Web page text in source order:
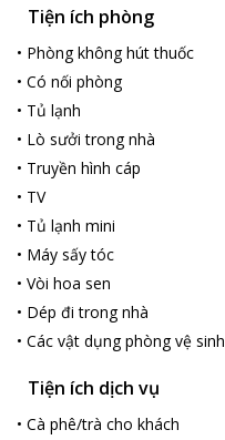
Tiện ích phòng
• Phòng không hút thuốc
• Có nối phòng
• Tủ lạnh
• Lò sưởi trong nhà
• Truyền hình cáp
• TV
• Tủ lạnh mini
• Máy sấy tóc
• Vòi hoa sen
• Dép đi trong nhà
• Các vật dụng phòng vệ sinh
Tiện ích dịch vụ
• Cà phê/trà cho khách